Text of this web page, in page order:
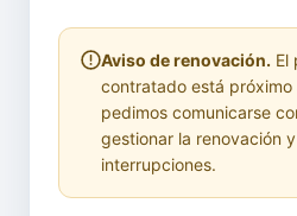
Aviso de renovación. El
contratado está próximo
pedimos comunicarse
gestionar la renovación
interrupciones.